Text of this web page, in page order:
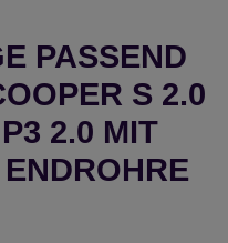
PASSEND
S 2.0
2.0 MIT